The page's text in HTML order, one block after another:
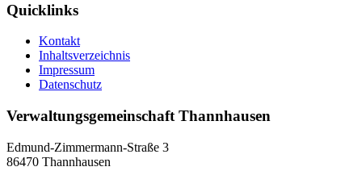
Quicklinks
Kontakt
Inhaltsverzeichnis
Impressum
Datenschutz
Verwaltungsgemeinschaft Thannhausen
Edmund-Zimmermann-Straße 3
86470 Thannhausen